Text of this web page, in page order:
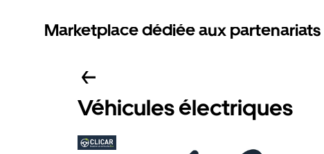
Marketplace dédiée aux partenariats
Véhicules électriques